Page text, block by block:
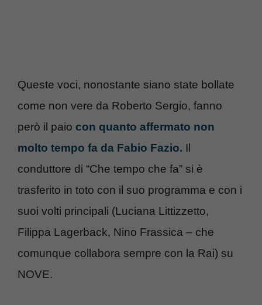
Queste voci, nonostante siano state bollate
come non vere da Roberto Sergio, fanno
però il paio con quanto affermato non
molto tempo fa da Fabio Fazio. Il
conduttore di “Che tempo che fa” si è
trasferito in toto con il suo programma e con i
suoi volti principali (Luciana Littizzetto,
Filippa Lagerback, Nino Frassica – che
comunque collabora sempre con la Rai) su
NOVE.